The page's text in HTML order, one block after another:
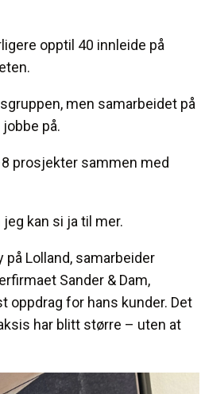
opptil 40 innleide på
men samarbeidet på
på.
prosjekter sammen med
kan si ja til mer.
Lolland, samarbeider
Sander & Dam,
oppdrag for hans kunder. Det
har blitt større – uten at